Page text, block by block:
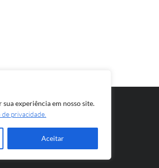
experiência em nosso site.
de privacidade.
Aceitar